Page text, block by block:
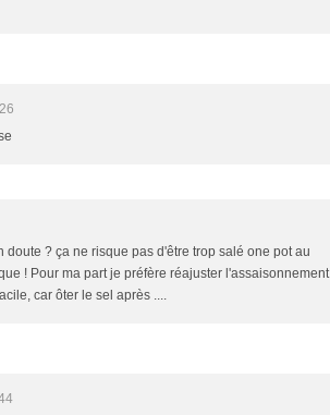
doute ? ça ne risque pas d'être trop salé one pot au
! Pour ma part je préfère réajuster l'assaisonnement
car ôter le sel après ....